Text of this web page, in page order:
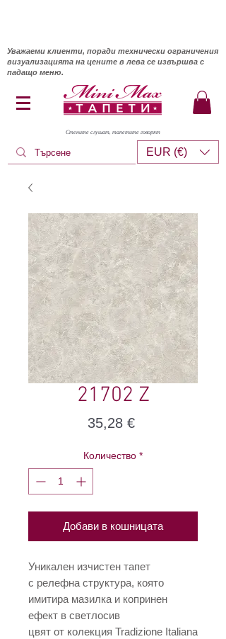
Уважаеми клиенти, поради технически ограничения
визуализацията на цените в лева се извършва с
падащо меню.
Стените слушат, тапетите говорят
EUR (€)
21702 Z
35,28 €Цена
Количество *
Добави в кошницата
Уникален изчистен тапет
с релефна структура, която
имитира мазилка и копринен
ефект в светлосив
цвят от колекция Tradizione Italiana